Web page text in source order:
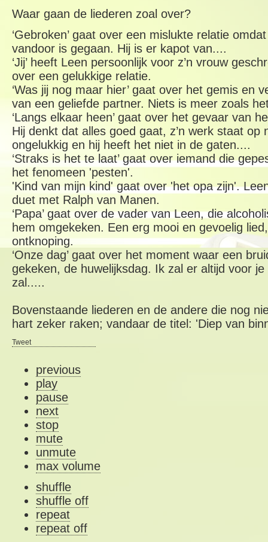
Waar gaan de liederen zoal over?
‘Gebroken’ gaat over een mislukte relatie
vandoor is gegaan. Hij is er kapot van....
‘Jij’ heeft Leen persoonlijk voor z’n vrouw
over een gelukkige relatie.
‘Was jij nog maar hier’ gaat over het gemis en
van een geliefde partner. Niets is meer zoals
‘Langs elkaar heen’ gaat over het gevaar van
Hij denkt dat alles goed gaat, z’n werk staat op
ongelukkig en hij heeft het niet in de gaten....
‘Straks is het te laat’ gaat over iemand die
het fenomeen 'pesten'.
'Kind van mijn kind' gaat over 'het opa zijn'.
duet met Ralph van Manen.
‘Papa’ gaat over de vader van Leen, die
hem omgekeken. Een erg mooi en gevoelig
ontknoping.
‘Onze dag’ gaat over het moment waar een
gekeken, de huwelijksdag. Ik zal er altijd voor
zal.....
Bovenstaande liederen en de andere die nog
hart zeker raken; vandaar de titel: 'Diep van
Tweet
previous
play
pause
next
stop
mute
unmute
max volume
shuffle
shuffle off
repeat
repeat off